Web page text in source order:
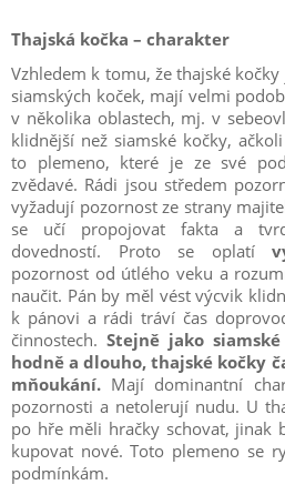
Thajská kočka – charakter
Vzhledem k tomu, že thajské
siamských koček, mají velmi
v několika oblastech, mj. v
klidnější než siamské kočky,
to plemeno, které je ze své
zvědavé. Rádi jsou středem
vyžadují pozornost ze strany
se učí propojovat fakta a
dovedností. Proto se oplatí
pozornost od útlého veku a
naučit. Pán by měl vést výcvik
k pánovi a rádi tráví čas
činnostech. Stejně jako
hodně a dlouho, thajské kočky
mňoukání. Mají dominantní
pozornosti a netolerují nudu. U
po hře měli hračky schovat, jinak
kupovat nové. Toto plemeno se
podmínkám.